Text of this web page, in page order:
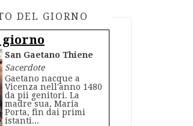
DEL GIORNO
giorno
San Gaetano Thiene
Sacerdote
Gaetano nacque a
Vicenza nell'anno 1480
da pii genitori. La
madre sua, Maria
Porta, fin dai primi
istanti...